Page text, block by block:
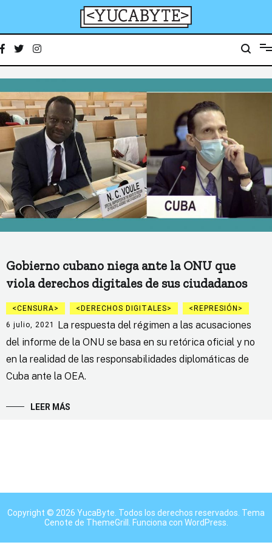
YucaByte
Gobierno cubano niega ante la ONU que
viola derechos digitales de sus ciudadanos
CENSURA DERECHOS DIGITALES
REPRESIÓN
6 julio, 2021
La respuesta del régimen a las acusaciones
del informe de la ONU se basa en su retórica oficial y no
en la realidad de las responsabilidades diplomáticas de
Cuba ante la OEA.
LEER MÁS
Copyright © 2026 YucaByte . Todos los derechos reservados. Tema
Cenote de ThemeGrill. Funciona con WordPress